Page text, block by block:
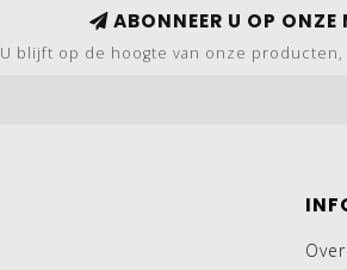
ABONNEER U OP ONZE
U blijft op de hoogte van onze